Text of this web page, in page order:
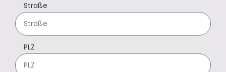
Straße
PLZ